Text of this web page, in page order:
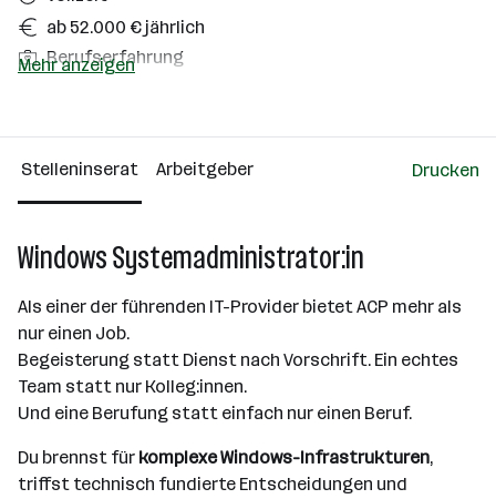
ab 52.000 € jährlich
Berufserfahrung
Über das Unternehmen
501+ Mitarbeiter*innen
Mehr anzeigen
Stelleninserat Arbeitgeber Drucken
Windows Systemadministrator:in
Als einer der führenden IT-Provider bietet ACP mehr als
nur einen Job.
Begeisterung statt Dienst nach Vorschrift. Ein echtes
Team statt nur Kolleg:innen.
Und eine Berufung statt einfach nur einen Beruf.
Du brennst für komplexe Windows-Infrastrukturen,
triffst technisch fundierte Entscheidungen und